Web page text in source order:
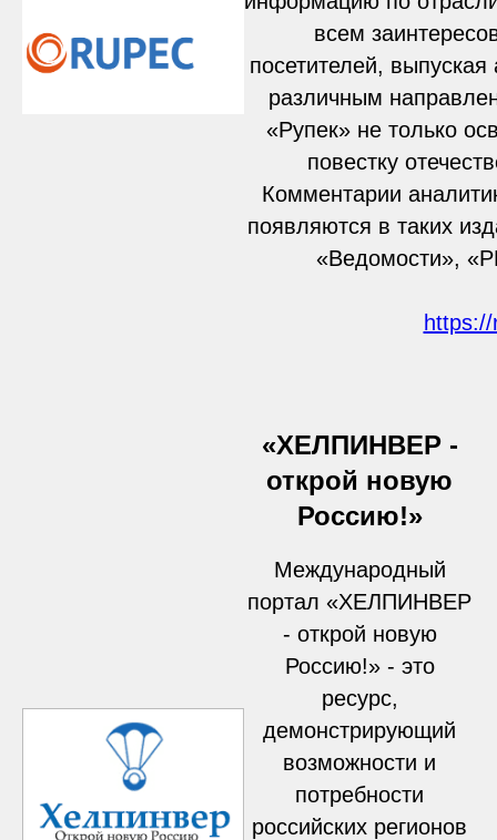
всем
посетителей,
различным
«Рупек» не только
повестку
Комментарии
появляются в таких
«Ведомости»,
«ХЕЛПИНВЕР -
открой новую
Россию!»
Международный
портал «ХЕЛПИНВЕР
- открой новую
Россию!» - это
ресурс,
демонстрирующий
возможности и
потребности
российских регионов